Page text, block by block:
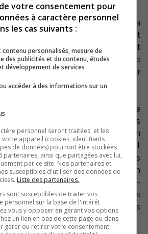
santé et de services sociaux de la
sa certification d’Agrément
effectuée par des tiers, vient
répond aux normes de
des soins établies par
en santé.
classe au-dessus de la moyenne
de la santé et des services
de conformité de 95,5 %. Dans un
émis, le CISSS de la Montérégie-Est
entre autres, par « ses équipes
son système de gestion
son intégration réussie des usagers-
sa grande collaboration avec les
pour assurer une offre de services
votre consentement pour
à caractère personnel
les cas suivants :
contenu personnalisés, mesure de
des publicités et du contenu, études
développement de services
accéder à des informations sur un
personnel seront traitées, et les
votre appareil (cookies, identifiants
de données) pourront être stockées
partenaires, ainsi que partagées avec lui,
par ce site. Nos partenaires et
susceptibles d'utiliser des données de
Liste des partenaires.
sont susceptibles de traiter vos
personnel sur la base de l'intérêt
vous y opposer en gérant vos options
un lien en bas de cette page ou dans
gérer ou retirer votre consentement